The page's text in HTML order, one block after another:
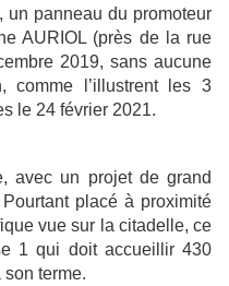
un panneau du promoteur
AURIOL (près de la rue
2019, sans aucune
comme l’illustrent les 3
le 24 février 2021.
avec un projet de grand
placé à proximité
vue sur la citadelle, ce
1 qui doit accueillir 430
terme.